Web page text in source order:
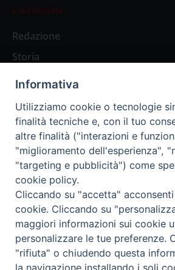
L’editoriale
Redazione
Storia
Abbonamenti
Abbonamento Annuale Digitale
Abbonamento Annuale Cartaceo
Abbonamento Singola Copia
Redazione: Pavia, Piazza Duomo 11
amministrazione@ilticino.it -
Informativa
Utilizziamo cookie o tecnologie
finalità tecniche e, con il tuo
altre finalità ("interazioni e
"miglioramento dell'esperienza",
"targeting e pubblicità") come
cookie policy.
Cliccando su "accetta"
cookie. Cliccando su
maggiori informazioni sui cookie
personalizzare le tue preferenze.
"rifiuta" o chiudendo questa